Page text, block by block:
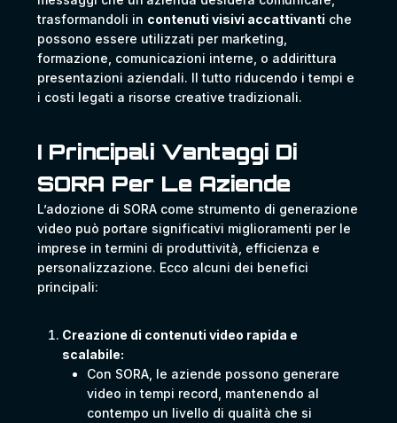
trasformandoli in contenuti visivi accattivanti che
possono essere utilizzati per marketing,
formazione, comunicazioni interne, o addirittura
presentazioni aziendali. Il tutto riducendo i tempi e
i costi legati a risorse creative tradizionali.
I Principali Vantaggi Di
SORA Per Le Aziende
L’adozione di SORA come strumento di generazione
video può portare significativi miglioramenti per le
imprese in termini di produttività, efficienza e
personalizzazione. Ecco alcuni dei benefici
principali:
Creazione di contenuti video rapida e
scalabile:
Con SORA, le aziende possono generare
video in tempi record, mantenendo al
contempo un livello di qualità che si